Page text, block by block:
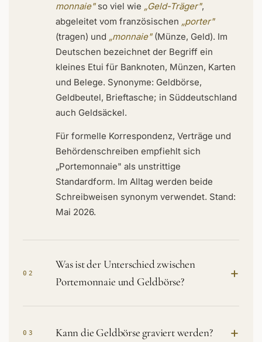
monnaie"so viel wie „Geld-Träger",
abgeleitet vom französischen „porter"
(tragen) und „monnaie"(Münze, Geld). Im
Deutschen bezeichnet der Begriff ein
kleines Etui für Banknoten, Münzen, Karten
und Belege. Synonyme: Geldbörse,
Geldbeutel, Brieftasche; in Süddeutschland
auch Geldsäckel.
Für formelle Korrespondenz, Verträge und
Behördenschreiben empfiehlt sich
„Portemonnaie" als unstrittige
Standardform. Im Alltag werden beide
Schreibweisen synonym verwendet. Stand:
Mai 2026.
02
Was ist der Unterschied zwischen
Portemonnaie und Geldbörse?
+
03 Kann die Geldbörse graviert werden? +